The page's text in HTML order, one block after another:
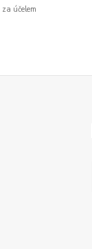
za účelem